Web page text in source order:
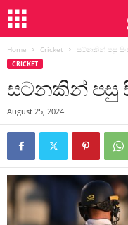
Home Cricket සටනකින් පසු
CRICKET
සටනකින් පසු
August 25, 2024